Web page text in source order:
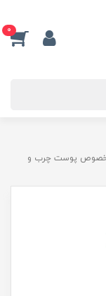
0
مخصوص پوست چرب و